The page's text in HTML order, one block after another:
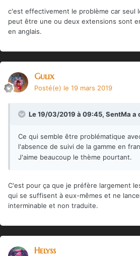
les cités sont donc sur le pourtour de
l'on voyage par bateau.
c'est effectivement le problème car seul
peut être une ou deux extensions sont
en anglais.
Gulix
Posté(e) le 19 mars 2019
Le 19/03/2019 à 09:45, SentMa a
Ce qui semble être problématique
l'absence de suivi de la gamme en
J'aime beaucoup le thème pourtant.
C'est pour ça que je préfère largement
qui se suffisent à eux-mêmes et ne
interminable et non traduite.
Helyss